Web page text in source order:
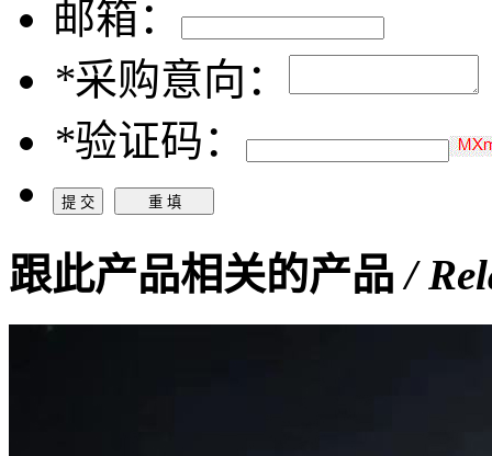
邮箱：
*采购意向：
*验证码：
跟此产品相关的产品/